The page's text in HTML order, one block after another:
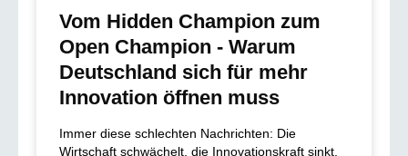
Vom Hidden Champion zum
Open Champion - Warum
Deutschland sich für mehr
Innovation öffnen muss
Immer diese schlechten Nachrichten: Die
Wirtschaft schwächelt, die Innovationskraft sinkt.